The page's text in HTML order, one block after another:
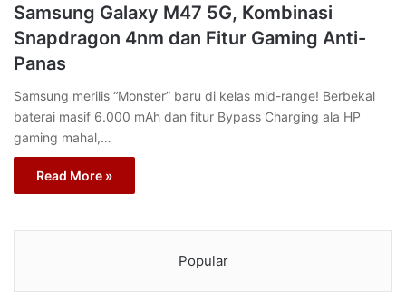
Samsung Galaxy M47 5G, Kombinasi
Snapdragon 4nm dan Fitur Gaming Anti-
Panas
Samsung merilis “Monster” baru di kelas mid-range! Berbekal
baterai masif 6.000 mAh dan fitur Bypass Charging ala HP
gaming mahal,…
Read More »
Popular